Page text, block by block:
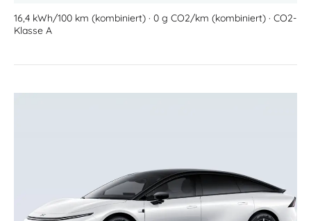
16,4 kWh/100 km (kombiniert) · 0 g CO2/km (kombiniert) · CO2-
Klasse A